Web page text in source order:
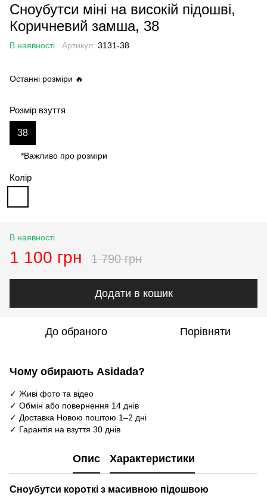
Сноубутси міні на високій підошві,
Коричневий замша, 38
В наявності Артикул: 3131-38
Останні розміри 🔥
Розмір взуття
38
*Важливо про розміри
Колір
В наявності
1 100 грн 1 790 грн
Додати в кошик
До обраного Порівняти
Чому обирають Asidada?
✓ Живі фото та відео
✓ Обмін або повернення 14 днів
✓ Доставка Новою поштою 1–2 дні
✓ Гарантія на взуття 30 днів
Опис Характеристики
Сноубутси короткі з масивною підошвою